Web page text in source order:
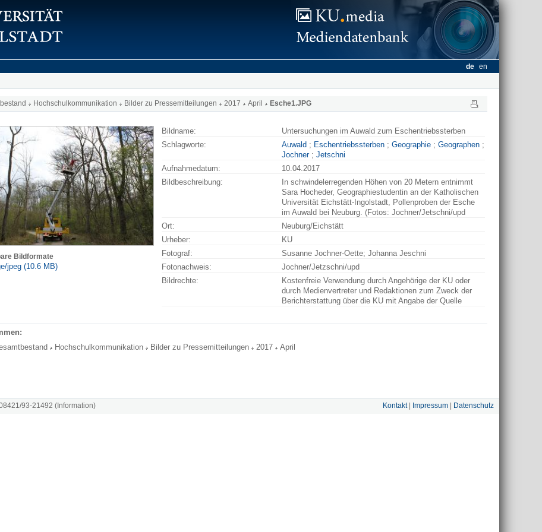
de en
Hochschulkommunikation Bilder zu Pressemitteilungen 2017 April Esche1.JPG
Bildformate
jpeg (10.6 MB)
Bildname:
Untersuchungen im Auwald zum Eschentriebssterben
Schlagworte:
Auwald ; Eschentriebssterben ; Geographie ; Geographen ;
Jochner; Jetschni
Aufnahmedatum:
10.04.2017
Bildbeschreibung:
In schwindelerregenden Höhen von 20 Metern entnimmt
Sara Hocheder, Geographiestudentin an der Katholischen
Universität Eichstätt-Ingolstadt, Pollenproben der Esche
im Auwald bei Neuburg. (Fotos: Jochner/Jetschni/upd
Ort:
Neuburg/Eichstätt
Urheber:
KU
Fotograf:
Susanne Jochner-Oette; Johanna Jeschni
Fotonachweis:
Jochner/Jetzschni/upd
Bildrechte:
Kostenfreie Verwendung durch Angehörige der KU oder
durch Medienvertreter und Redaktionen zum Zweck der
Berichterstattung über die KU mit Angabe der Quelle
Hochschulkommunikation Bilder zu Pressemitteilungen 2017 April
93-21492 (Information) Kontakt| Impressum Datenschutz